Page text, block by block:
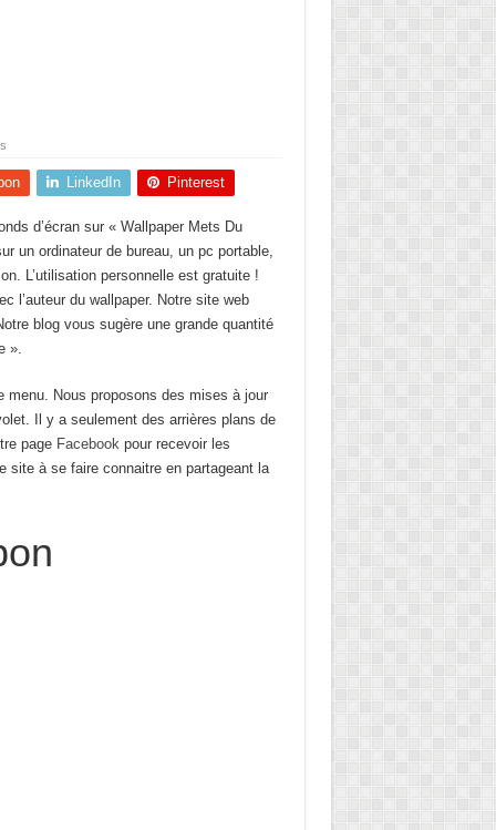
LinkedIn Pinterest
d’écran sur « Wallpaper Mets Du
un ordinateur de bureau, un pc portable,
L’utilisation personnelle est gratuite !
l’auteur du wallpaper. Notre site web
blog vous sugère une grande quantité
».
menu. Nous proposons des mises à jour
Il y a seulement des arrières plans de
page Facebookpour recevoir les
site à se faire connaitre en partageant la